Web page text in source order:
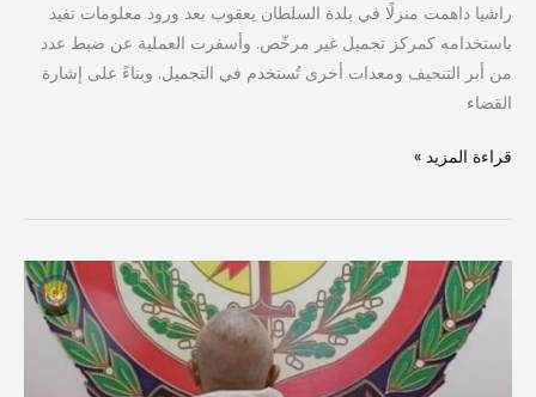
راشيا داهمت منزلًا في بلدة السلطان يعقوب بعد ورود معلومات تفيد
باستخدامه كمركز تجميل غير مرخّص. وأسفرت العملية عن ضبط عدد
من أبر التنحيف ومعدات أخرى تُستخدم في التجميل. وبناءً على إشارة
القضاء
قراءة المزيد »
أمن
الدولة:
توقيف
شخصين